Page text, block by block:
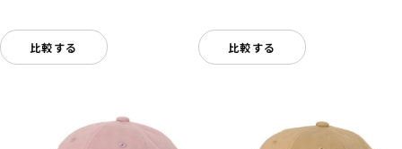
比較する 比較する